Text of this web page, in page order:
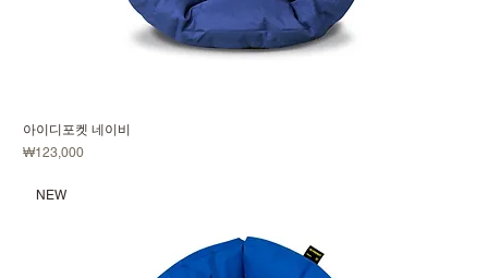
아이디포켓 네이비
価格
₩123,000
NEW